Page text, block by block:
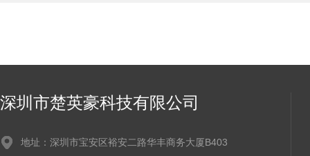
深圳市楚英豪科技有限公司
地址：深圳市宝安区裕安二路华丰商务大厦B403